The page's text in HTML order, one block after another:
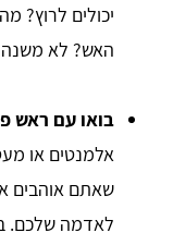
יכולים לרוץ?
האש? לא
בואו עם ראש
אלמנטים או
שאתם אוהבים
לאדמה שלכם.